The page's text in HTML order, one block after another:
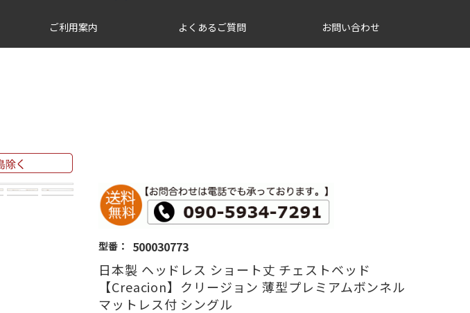
ご利用案内 よくあるご質問 お問い合わせ
型番： 500030773
日本製 ヘッドレス ショート丈 チェストベッド
【Creacion】クリージョン 薄型プレミアムボンネル
マットレス付 シングル